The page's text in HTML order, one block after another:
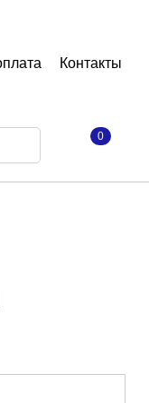
Контакты
0